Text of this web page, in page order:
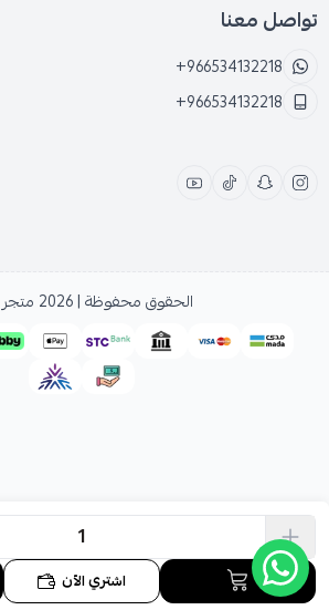
اشتري الآن
تواصل معنا
+966534132218
+966534132218
الحقوق محفوظة | 2026